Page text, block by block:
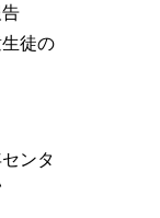
徒の
ンタ